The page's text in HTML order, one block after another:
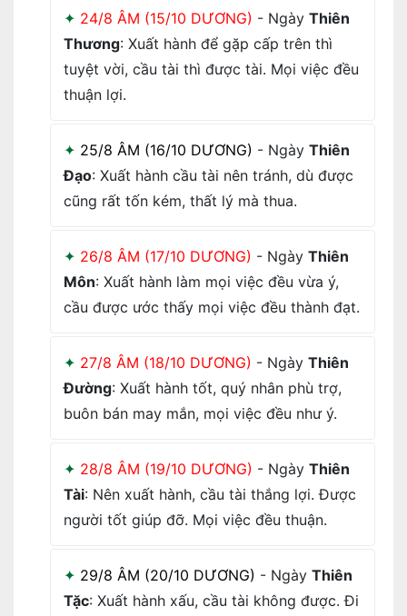
24/8 ÂM (15/10 DƯƠNG) - Ngày Thiên
Thương: Xuất hành để gặp cấp trên thì
tuyệt vời, cầu tài thì được tài. Mọi việc đều
thuận lợi.
25/8 ÂM (16/10 DƯƠNG) - Ngày Thiên
Đạo: Xuất hành cầu tài nên tránh, dù được
cũng rất tốn kém, thất lý mà thua.
26/8 ÂM (17/10 DƯƠNG) - Ngày Thiên
Môn: Xuất hành làm mọi việc đều vừa ý,
cầu được ước thấy mọi việc đều thành đạt.
27/8 ÂM (18/10 DƯƠNG) - Ngày Thiên
Đường: Xuất hành tốt, quý nhân phù trợ,
buôn bán may mắn, mọi việc đều như ý.
28/8 ÂM (19/10 DƯƠNG) - Ngày Thiên
Tài: Nên xuất hành, cầu tài thắng lợi. Được
người tốt giúp đỡ. Mọi việc đều thuận.
29/8 ÂM (20/10 DƯƠNG) - Ngày Thiên
Tặc: Xuất hành xấu, cầu tài không được. Đi